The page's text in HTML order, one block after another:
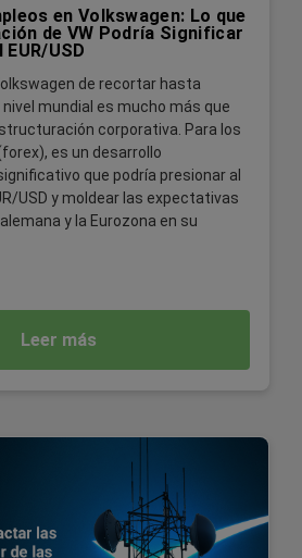
en Volkswagen: Lo que
de VW Podría Significar
USD
de recortar hasta
mundial es mucho más que
corporativa. Para los
es un desarrollo
que podría presionar al
USD y moldear las expectativas
y la Eurozona en su
Leer más